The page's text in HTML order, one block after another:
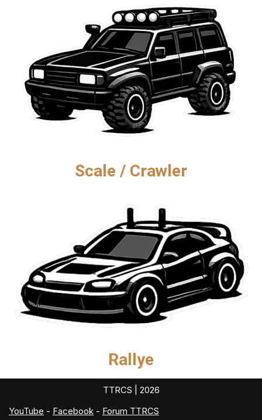
Scale / Crawler
Rallye
TTRCS | 2026
YouTube - Facebook - Forum TTRCS